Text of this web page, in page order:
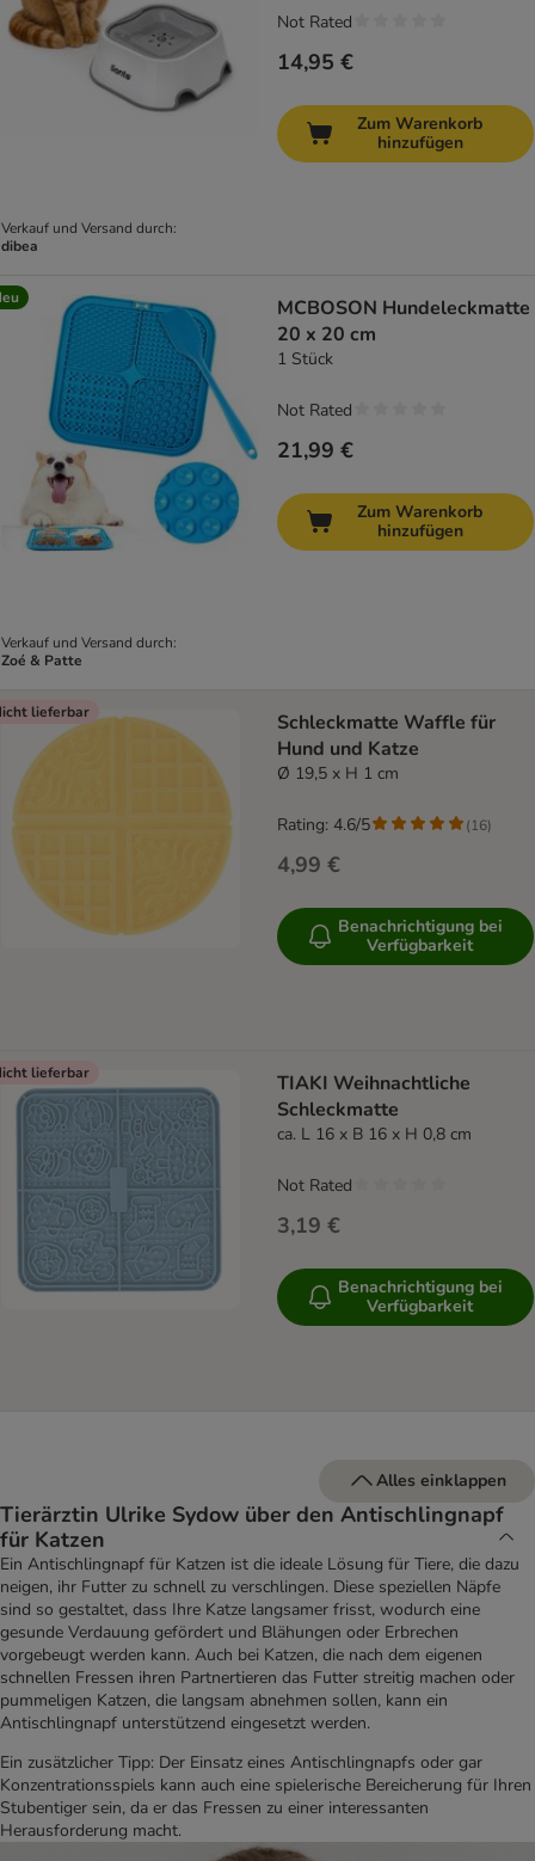
Verkauf und Versand durch:
dibea
14,95 €
Not Rated
Zum Warenkorb
hinzufügen
Verkauf und Versand durch:
Zoé & Patte
MCBOSON Hundeleckmatte
20 x 20 cm
1 Stück
21,99 €
Not Rated
Zum Warenkorb
hinzufügen
lieferbar
Schleckmatte Waffle für
Hund und Katze
Ø 19,5 x H 1 cm
4,99 €
Rating: 4.6/5 (16)
Benachrichtigung bei
Verfügbarkeit
lieferbar
TIAKI Weihnachtliche
Schleckmatte
ca. L 16 x B 16 x H 0,8 cm
3,19 €
Not Rated
Benachrichtigung bei
Verfügbarkeit
Alles einklappen
Tierärztin Ulrike Sydow über den Antischlingnapf
für Katzen
Ein Antischlingnapf für Katzen ist die ideale Lösung für Tiere, die dazu
neigen, ihr Futter zu schnell zu verschlingen. Diese speziellen Näpfe
sind so gestaltet, dass Ihre Katze langsamer frisst, wodurch eine
gesunde Verdauung gefördert und Blähungen oder Erbrechen
vorgebeugt werden kann. Auch bei Katzen, die nach dem eigenen
schnellen Fressen ihren Partnertieren das Futter streitig machen oder
pummeligen Katzen, die langsam abnehmen sollen, kann ein
Antischlingnapf unterstützend eingesetzt werden.
Ein zusätzlicher Tipp: Der Einsatz eines Antischlingnapfs oder gar
Konzentrationsspiels kann auch eine spielerische Bereicherung für Ihren
Stubentiger sein, da er das Fressen zu einer interessanten
Herausforderung macht.